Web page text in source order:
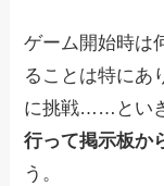
ゲーム開始時は
ることは特にあ
に挑戦……とい
行って掲示板か
う。